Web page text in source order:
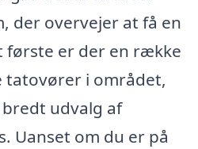
der overvejer at få en
første er der en række
tatovører i området,
udvalg af
Uanset om du er på